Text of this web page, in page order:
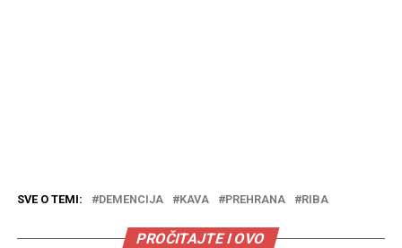
SVE O TEMI: DEMENCIJA KAVA PREHRANA RIBA
PROČITAJTE I OVO